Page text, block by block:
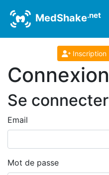
MedShake.net
Inscription
Connexion
Se connecter
Email
Mot de passe